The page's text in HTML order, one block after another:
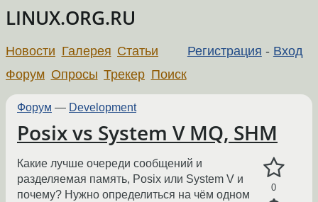
LINUX.ORG.RU
Регистрация - Вход
Новости Галерея Статьи
Форум Опросы Трекер Поиск
Форум — Development
Posix vs System V MQ, SHM
0
Какие лучше очереди сообщений и
разделяемая память, Posix или System V и
почему? Нужно определиться на чём одном